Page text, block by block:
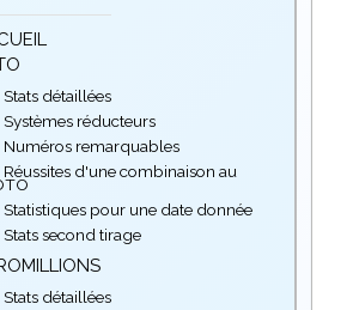
Stats détaillées
Systèmes réducteurs
Numéros remarquables
Réussites d'une combinaison au
Statistiques pour une date donnée
Stats second tirage
Stats détaillées